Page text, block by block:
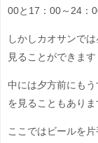
00と17：00～24：
しかしカオサンで
見ることができま
中には夕方前にも
を見ることもありま
ここではビールを